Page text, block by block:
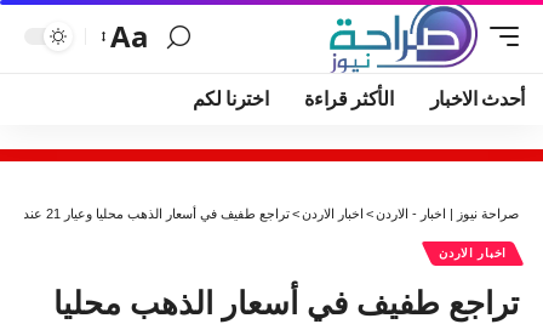
Aa
أحدث الاخبار الأكثر قراءة اخترنا لكم
صراحة نيوز | اخبار - الاردن> اخبار الاردن>تراجع طفيف في أسعار الذهب محليا وعيار 21 عند 85.2 دينارا
اخبار الاردن
تراجع طفيف في أسعار الذهب محليا